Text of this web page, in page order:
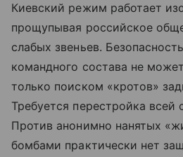
Киевский режим работает
прощупывая российское
слабых звеньев.
командного состава не
только поиском «кротов»
Требуется перестройка
Против анонимно нанятых
бомбами практически нет